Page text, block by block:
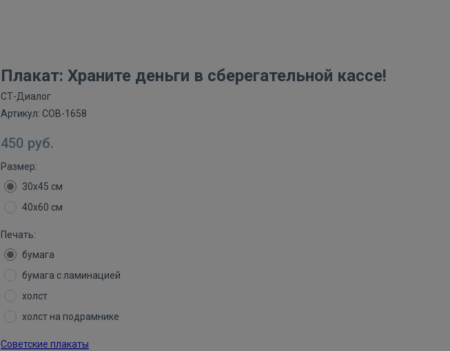
Плакат: Храните деньги в сберегательной кассе!
СТ-Диалог
Артикул: СОВ-1658
450 руб.
Размер:
30х45 см
40х60 см
Печать:
бумага
бумага с ламинацией
холст
холст на подрамнике
Советские плакаты